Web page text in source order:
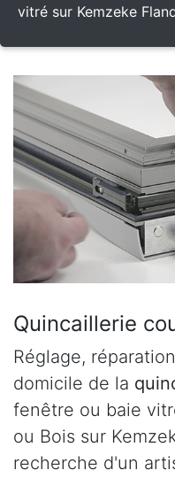
vitré sur Kemzeke
Quincaillerie
Réglage,
domicile de la
fenêtre ou baie
ou Bois sur
recherche d'un